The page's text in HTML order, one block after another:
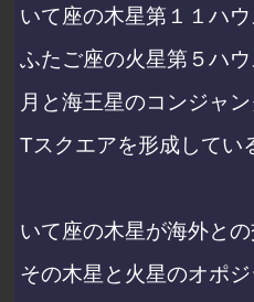
いて座の木星第１１ハウ
ふたご座の火星第５ハウ
月と海王星のコンジャ
Tスクエアを形成してい
いて座の木星が海外との
その木星と火星のオポ